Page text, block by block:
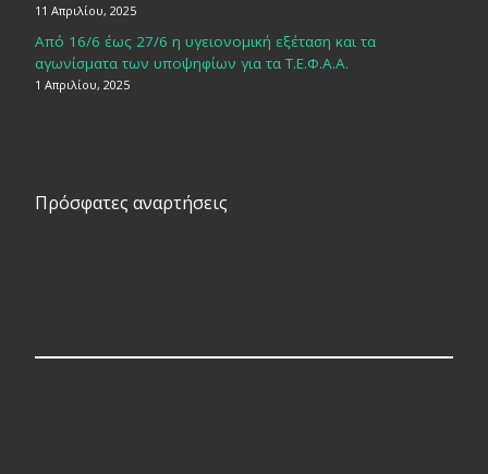
11 Απριλίου, 2025
Από 16/6 έως 27/6 η υγειονομική εξέταση και τα
αγωνίσματα των υποψηφίων για τα Τ.Ε.Φ.Α.Α.
1 Απριλίου, 2025
Πρόσφατες αναρτήσεις